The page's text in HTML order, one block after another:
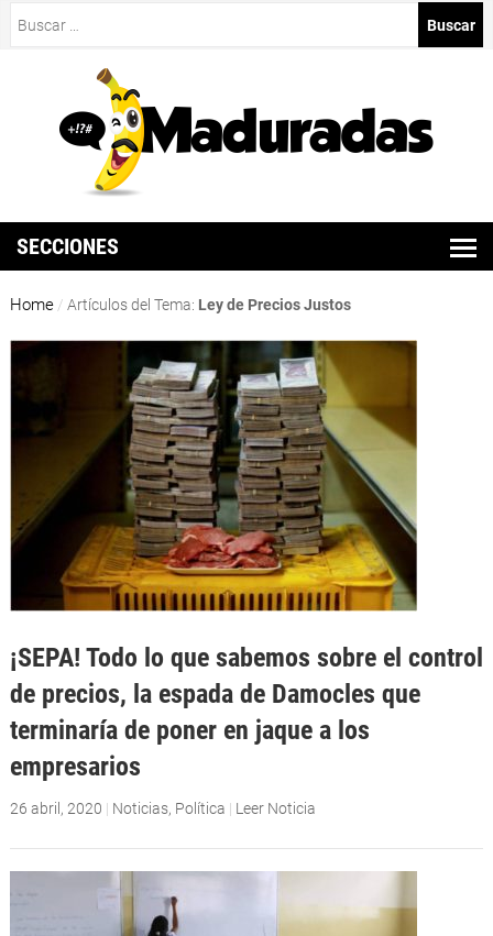
SECCIONES
Home / Artículos del Tema: Ley de Precios Justos
¡SEPA! Todo lo que sabemos sobre el control
de precios, la espada de Damocles que
terminaría de poner en jaque a los
empresarios
26 abril, 2020 | Noticias, Política | Leer Noticia